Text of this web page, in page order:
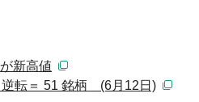
新高値
転＝ 51 銘柄 (6月12日)